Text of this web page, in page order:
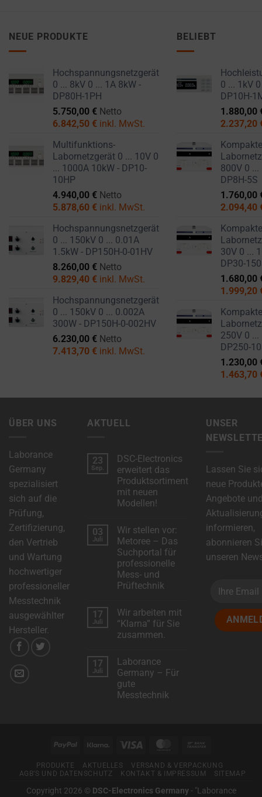
NEUE PRODUKTE
Hochspannungsnetzgerät
0 ... 8kV 0 ... 1A 8kW -
DP80H-1PH
5.750,00 € Netto
6.842,50 € inkl. MwSt.
Multifunktions-
Labornetzgerät 0 ... 10V 0
... 1000A 10kW - DP10-
10HP
4.940,00 € Netto
5.878,60 € inkl. MwSt.
Hochspannungsnetzgerät
0 ... 150kV 0 ... 0.01A
1.5kW - DP150H-0-01HV
8.260,00 € Netto
9.829,40 € inkl. MwSt.
Hochspannungsnetzgerät
0 ... 150kV 0 ... 0.002A
300W - DP150H-0-002HV
6.230,00 € Netto
7.413,70 € inkl. MwSt.
BELIEBT
0 ... 1kV
DP10H-
1.880,00
2.237,20
800V 0 ...
DP8H-5S
1.760,00
2.094,40
30V 0 ...
DP30-
1.680,00
1.999,20
250V 0 ...
DP250-
1.230,00
1.463,70
ÜBER UNS
Laborance
Germany
spezialisiert
sich auf die
Prüfung,
Zertifizierung,
den Vertrieb
und Wartung
hochwertiger
professioneller
Messtechnik
ausgewählter
Hersteller.
AKTUELL
23
Sep.
DSC-Electronics
erweitert das
Produktsortiment
mit neuen
Modellen!
zu
DSC-
Electronics
erweitert
das
Produktsortiment
mit
neuen
Modellen!
03
Juli
Wir stellen vor:
Metoree – Das
Suchportal für
professionelle
Mess- und
Prüftechnik
zu
Wir
stellen
vor:
Das
Suchportal
für
professionelle
Mess-
und
17
Juli
Wir arbeiten mit
“Klarna” für Sie
zusammen.
Wir
arbeiten
mit
“Klarna”
für
17
Juli
Laborance
Germany – Für
gute
Messtechnik
Messtechnik
UNSER
Lassen Sie
neue
Angebote
informieren,
abonnieren
unseren
PayPal Klarna Visa MasterCard
PRODUKTE AKTUELLES
VERSAND & VERPACKUNG
AGB’S UND DATENSCHUTZ
KONTAKT & IMPRESSUM SITEMAP
Copyright 2026 © DSC-Electronics Germany- "Laborance